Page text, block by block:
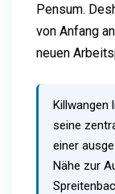
Pensum.
von Anfang
neuen
Killwangen
seine
einer
Nähe zur